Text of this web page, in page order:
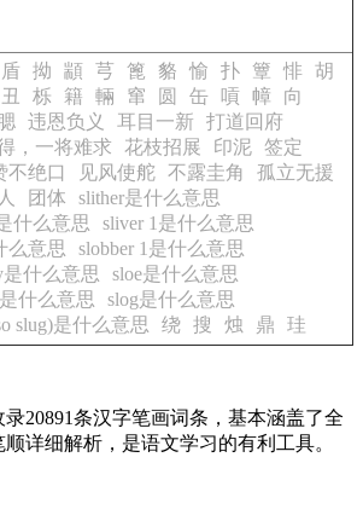
盾 拗 顓 芎 篦 貉 愉 扑 簟 悱 胡
丑 栎 籍 輛 窜 圆 缶 嗊 幛
向
违恩负义 耳目一新
打道回府
，一将难求
花枝招展 印泥
签定
不绝口 见风使舵 不露圭角
孤立无援
团体
slither是什么意思
什么意思
sliver 1是什么意思
么意思
slobber 1是什么意思
是什么意思
sloe是什么意思
什么意思
slog是什么意思
slug)是什么意思
绕 搜 烛 鼎 珪
20891条汉字笔画词条，基本涵盖了全
详细解析，是语文学习的有利工具。